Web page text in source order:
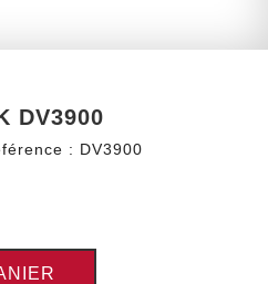
DV3900
: DV3900